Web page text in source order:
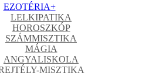
EZOTÉRIA+
LELKIPATIKA
HOROSZKÓP
SZÁMMISZTIKA
MÁGIA
ANGYALISKOLA
MISZTIKA